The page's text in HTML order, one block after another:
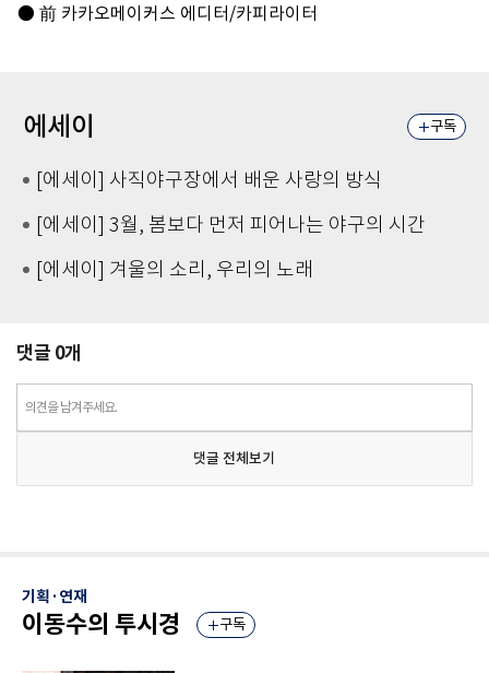
● 前 카카오메이커스 에디터/카피라이터
에세이 구독
[에세이] 사직야구장에서 배운 사랑의 방식
[에세이] 3월, 봄보다 먼저 피어나는 야구의 시간
[에세이] 겨울의 소리, 우리의 노래
댓글 0개
의견을 남겨주세요.
댓글 전체보기
기획·연재
이동수의 투시경 구독